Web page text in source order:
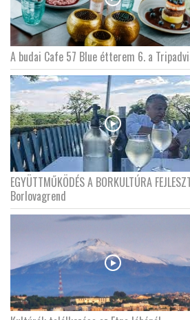
A budai Cafe 57 Blue étterem 6. a
EGYÜTTMŰKÖDÉS A BORKULTÚRA
Borlovagrend